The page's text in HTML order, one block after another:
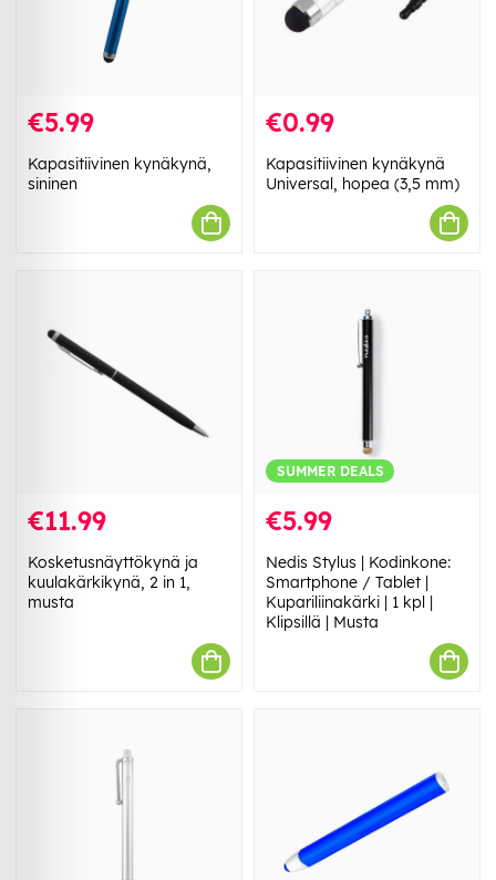
€5.99
Kapasitiivinen kynäkynä,
sininen
€0.99
Kapasitiivinen kynäkynä
Universal, hopea (3,5 mm)
€11.99
Kosketusnäyttökynä ja
kuulakärkikynä, 2 in 1,
musta
SUMMER DEALS
€5.99
Nedis Stylus | Kodinkone:
Smartphone / Tablet |
Kupariliinakärki | 1 kpl |
Klipsillä | Musta